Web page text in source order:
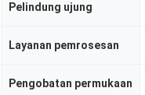
Pelindung ujung
Layanan pemrosesan
Pengobatan permukaan